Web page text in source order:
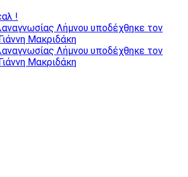
!
Λήμνου υποδέχθηκε τον
Μακριδάκη
Λήμνου υποδέχθηκε τον
Μακριδάκη